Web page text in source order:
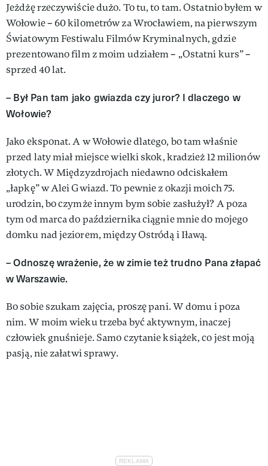
Jeżdżę rzeczywiście dużo. To tu, to tam. Ostatnio byłem w
Wołowie – 60 kilometrów za Wrocławiem, na pierwszym
Światowym Festiwalu Filmów Kryminalnych, gdzie
prezentowano film z moim udziałem – „Ostatni kurs” –
sprzed 40 lat.
– Był Pan tam jako gwiazda czy juror? I dla­czego w
Wołowie?
Jako eksponat. A w Wołowie dlatego, bo tam właśnie
przed laty miał miejsce wielki skok, kradzież 12 milionów
zło­tych. W Międzyzdrojach niedawno odci­skałem
„łapkę” w Alei Gwiazd. To pewnie z okazji moich 75.
urodzin, bo czymże innym bym sobie zasłużył? A poza
tym od marca do października ciągnie mnie do mojego
domku nad jeziorem, między Ostródą i Iławą.
– Odnoszę wrażenie, że w zimie też trudno Pana złapać
w Warszawie.
Bo sobie szukam zajęcia, proszę pani. W domu i poza
nim. W moim wieku trze­ba być aktywnym, inaczej
człowiek gnu­śnieje. Samo czytanie książek, co jest moją
pasją, nie załatwi sprawy.